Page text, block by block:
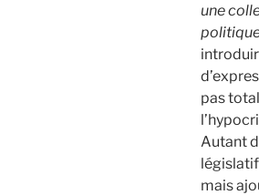
une
pas
Autant
mais